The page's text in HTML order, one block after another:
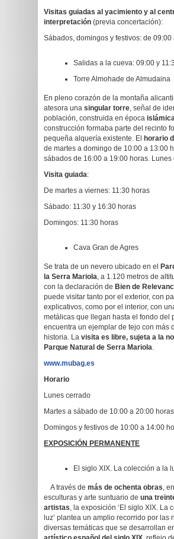
Visitas guiadas al yacimiento y al
interpretación (previa concertación):
Sábados, domingos y festivos: de 09:00
Salidas a la cueva: 09:00 y
Torre Almohade de Almudaina
En pleno corazón de la montaña
atesora una singular torre, señal de
población, construida en época
construcción formaba parte del recinto
pequeña alquería existente. El horario
de martes a domingo de 10:00 a 13:00
sábados de 16:00 a 19:00 horas. Lunes
Visita guiada:
De martes a viernes: 11:30 horas
Sábado: 11:30 y 16:30 horas
Domingos: 11:30 horas
Cava Gran de Agres
Se trata de un nevero ubicado en el
la Serra Mariola, a 1.120 metros de
con la declaración de Bien de
puede visitar tanto por el exterior, con
explicativos, como por el interior, con
metálicas que llegan hasta el fondo del
encuentra un ejemplar de tejo con más
historia. La visita es libre, sujeta a la
Parque Natural de Serra Mariola.
www.mubag.es
Horario
Lunes cerrado
Martes a sábado de 10:00 a 20:00 horas
Domingos y festivos de 10:00 a 14:00
EXPOSICIÓN PERMANENTE
El siglo XIX. La colección a la
A través de más de ochenta obras,
esculturas y arte suntuario de una
artistas, la exposición ‘El siglo XIX. La
luz’ plantea un amplio recorrido por las
diversas temáticas que se desarrollan